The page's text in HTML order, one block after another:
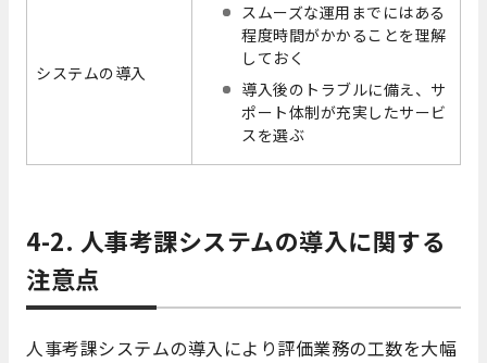
システムの導入
スムーズな運用までにはある
程度時間がかかることを理解
しておく
導入後のトラブルに備え、サ
ポート体制が充実したサービ
スを選ぶ
4-2. 人事考課システムの導入に関する
注意点
人事考課システムの導入により評価業務の工数を大幅